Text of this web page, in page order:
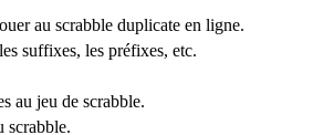
au scrabble duplicate en ligne.
suffixes, les préfixes, etc.
au jeu de scrabble.
scrabble.